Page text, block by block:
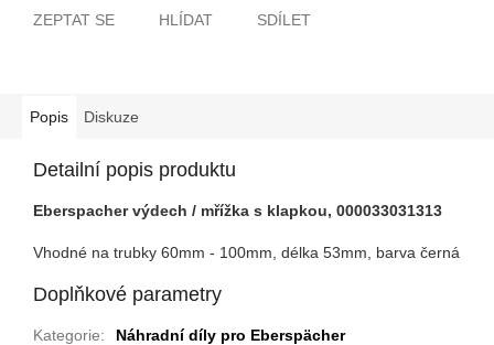
ZEPTAT SE HLÍDAT SDÍLET
Popis Diskuze
Detailní popis produktu
Eberspacher výdech / mřížka s klapkou, 000033031313
Vhodné na trubky 60mm - 100mm, délka 53mm, barva černá
Doplňkové parametry
Kategorie:
Náhradní díly pro Eberspächer